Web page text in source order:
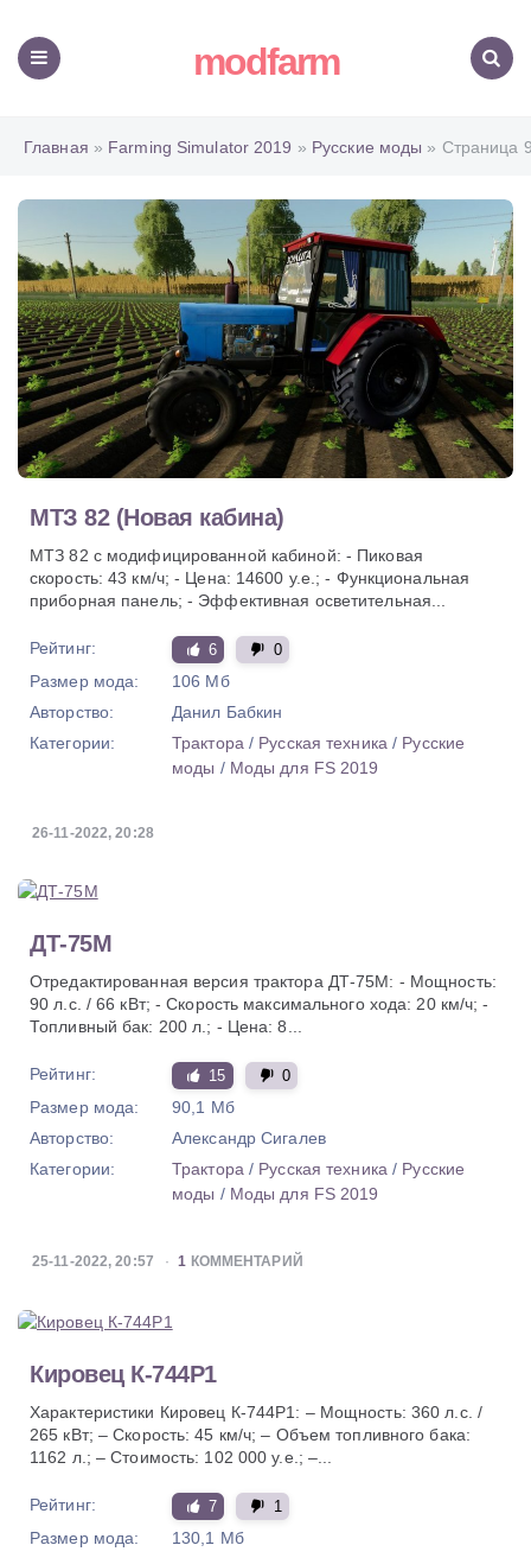
modfarm
Главная » Farming Simulator 2019 » Русские моды » Страница
МТЗ 82 (Новая кабина)
МТЗ 82 с модифицированной кабиной: - Пиковая
скорость: 43 км/ч; - Цена: 14600 у.е.; - Функциональная
приборная панель; - Эффективная осветительная...
Рейтинг: 6 0
Размер мода:
106 Мб
Авторство:
Данил Бабкин
Категории:
Трактора / Русская техника / Русские
моды / Моды для FS 2019
26-11-2022, 20:28
ДТ-75М
Отредактированная версия трактора ДТ-75М: - Мощность:
90 л.с. / 66 кВт; - Скорость максимального хода: 20 км/ч; -
Топливный бак: 200 л.; - Цена: 8...
Рейтинг: 15 0
Размер мода:
90,1 Мб
Авторство:
Александр Сигалев
Категории:
Трактора / Русская техника / Русские
моды / Моды для FS 2019
25-11-2022, 20:57 1 КОММЕНТАРИЙ
Кировец К-744Р1
Характеристики Кировец К-744Р1: – Мощность: 360 л.с. /
265 кВт; – Скорость: 45 км/ч; – Объем топливного бака:
1162 л.; – Стоимость: 102 000 у.е.; –...
Рейтинг: 7 1
Размер мода:
130,1 Мб